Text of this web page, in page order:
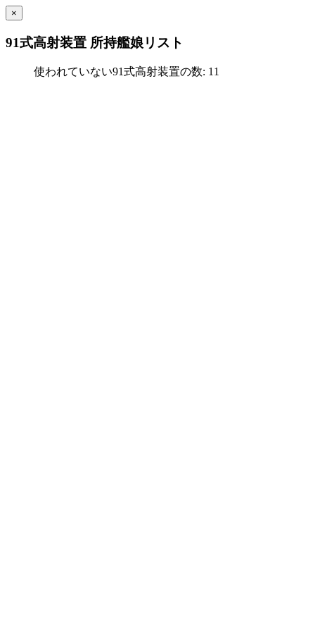
×
91式高射装置 所持艦娘リスト
使われていない91式高射装置の数: 11